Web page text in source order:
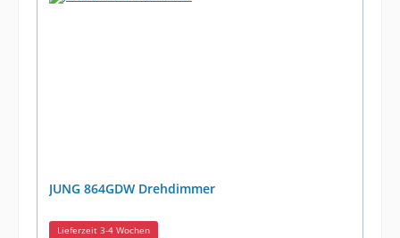
JUNG 864GDW Drehdimmer
Lieferzeit 3-4 Wochen